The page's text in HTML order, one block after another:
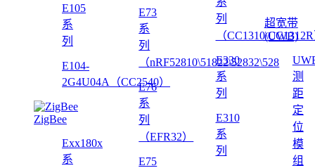
E105
系
列
E104-
2G4U04A（CC2540）
ZigBee
Exx180x
系
E73
系
列
（nRF52810\51822\52832\528
E76
系
列
（EFR32）
E75
列
（
E330
系
列
E310
系
列
超宽带
(UWB)
测
距
定
位
模
组